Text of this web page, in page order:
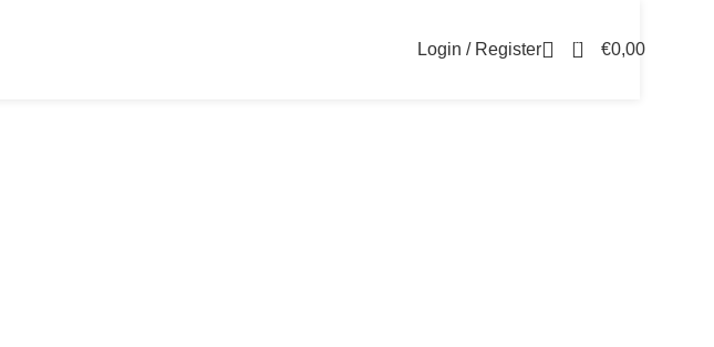
Login / Register 0 €0,00